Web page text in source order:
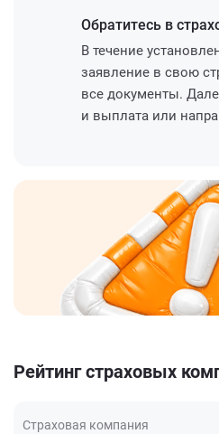
Обратитесь в
В течение
заявление в свою
все документы.
и выплата или
Рейтинг страховых
Страховая компания